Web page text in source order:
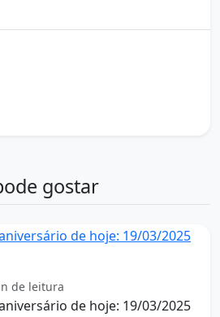
gostar
de leitura
de hoje: 19/03/2025